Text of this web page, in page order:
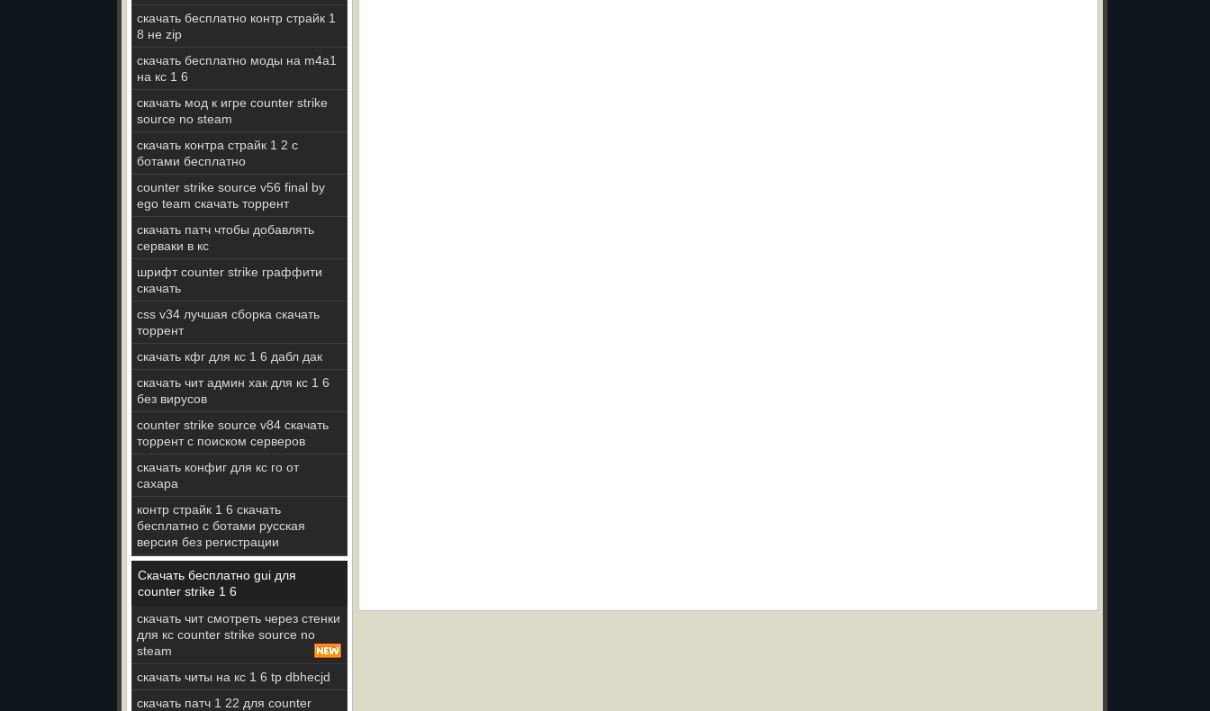
скачать бесплатно контр страйк 1
8 не zip
скачать бесплатно моды на m4a1
на кс 1 6
скачать мод к игре counter strike
source no steam
скачать контра страйк 1 2 с
ботами бесплатно
counter strike source v56 final by
ego team скачать торрент
скачать патч чтобы добавлять
серваки в кс
шрифт counter strike граффити
скачать
css v34 лучшая сборка скачать
торрент
скачать кфг для кс 1 6 дабл дак
скачать чит админ хак для кс 1 6
без вирусов
counter strike source v84 скачать
торрент с поиском серверов
скачать конфиг для кс го от
сахара
контр страйк 1 6 скачать
бесплатно с ботами русская
версия без регистрации
Скачать бесплатно gui для
counter strike 1 6
скачать чит смотреть через стенки
для кс counter strike source no
steam
скачать читы на кс 1 6 tp dbhecjd
скачать патч 1 22 для counter